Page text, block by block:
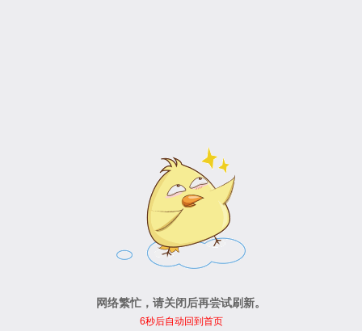
网络繁忙，请关闭后再尝试刷新。
6秒后自动回到首页